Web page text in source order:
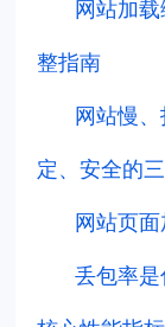
网站加
整指南
网站慢
定、安全的
网站页
丢包率